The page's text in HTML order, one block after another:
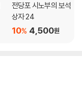
전당포 시노부의 보석
상자 24
4,500원
10%